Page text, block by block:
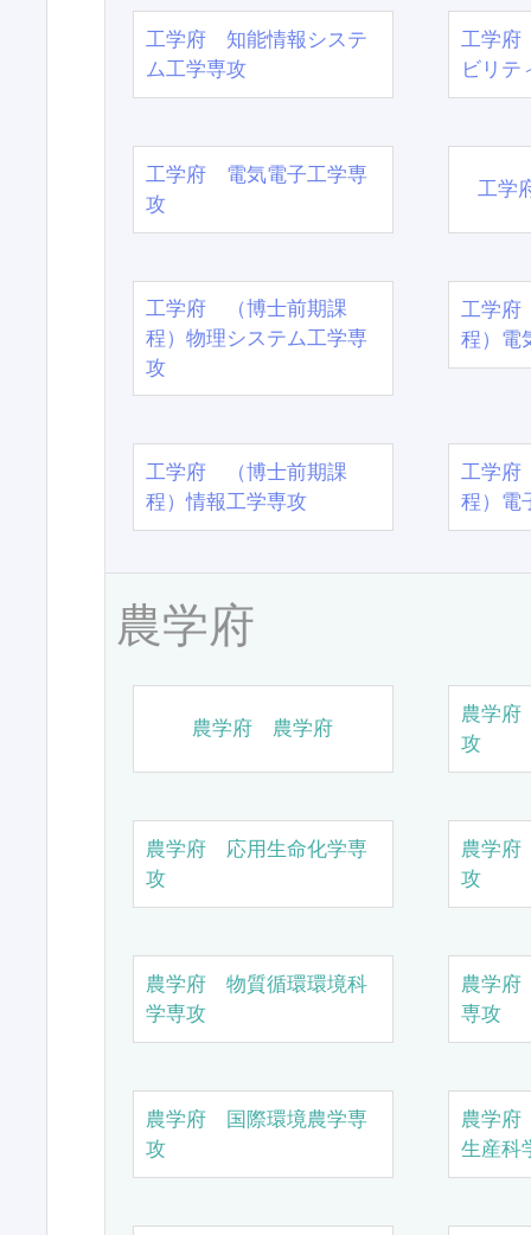
工学府 知能情報システ
ム工学専攻
工学府
ビリテ
工学府 電気電子工学専
攻
工学
工学府 （博士前期課
程）物理システム工学専
攻
工学
程）電
工学府 （博士前期課
程）情報工学専攻
工学
程）電
農学府
農学府 農学府
農学
攻
農学府 応用生命化学専
攻
農学
攻
農学府 物質循環環境科
学専攻
農学
専攻
農学府 国際環境農学専
攻
農学
生産科